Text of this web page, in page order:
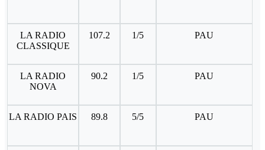
LA RADIO
CLASSIQUE
107.2 1/5 PAU
LA RADIO
NOVA
90.2 1/5 PAU
LA RADIO PAIS 89.8 5/5 PAU